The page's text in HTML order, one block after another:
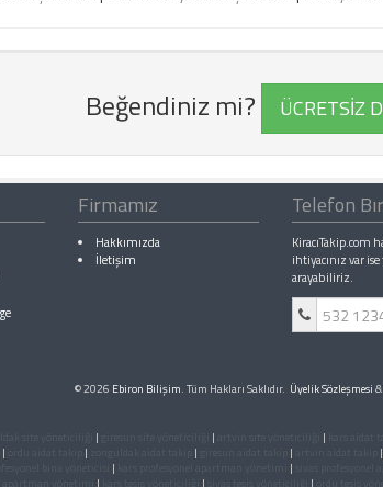
Beğendiniz mi? ÜCRETSİZ
Firmamız
Hakkımızda
İletişim
Telefon
KiracıTakip.com
ihtiyacınız var
arayabiliriz.
© 2026 Ebiron Bilişim. Tüm Hakları Saklıdır. Üyelik Sözleşmesi &
| | |
| | | | |
| |
| | |